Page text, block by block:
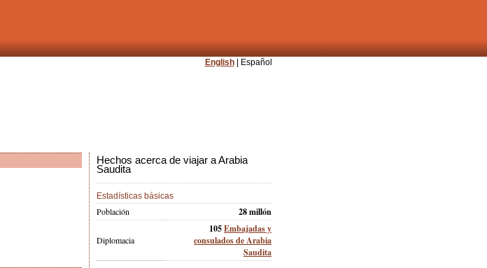
English| Español
Hechos acerca de viajar a Arabia
Saudita
Estadísticas básicas
Población 28 millón
Diplomacia
105Embajadas y
consulados de Arabia
Saudita